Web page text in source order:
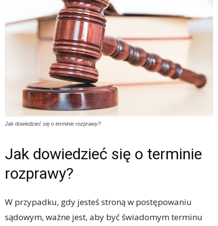
Jak dowiedzieć się o terminie rozprawy?
Jak dowiedzieć się o terminie
rozprawy?
W przypadku, gdy jesteś stroną w postępowaniu
sądowym, ważne jest, aby być świadomym terminu